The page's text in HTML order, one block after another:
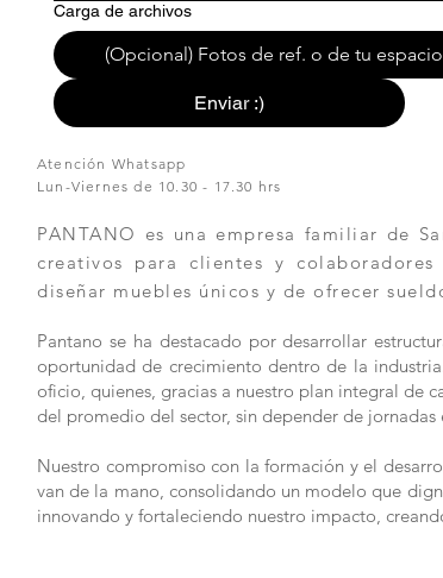
Carga de archivos
(Opcional) Fotos de ref. o de tu
Enviar :)
Atención Whatsapp
Lun-Viernes de 10.30 - 17.30 hrs
PANTANO es una empresa familiar de
creativos para clientes y
diseñar muebles únicos y de ofrecer
Pantano se ha destacado por desarrollar
oportunidad de crecimiento dentro de la
oficio, quienes, gracias a nuestro plan integral de
del promedio del sector, sin depender de jornadas
Nuestro compromiso con la formación y el
van de la mano, consolidando un modelo que
innovando y fortaleciendo nuestro impacto,